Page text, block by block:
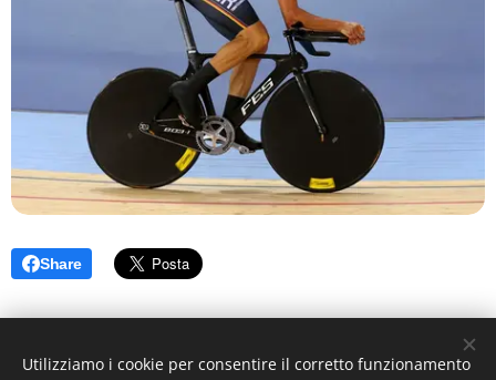
Share
Utilizziamo i cookie per consentire il corretto funzionamento